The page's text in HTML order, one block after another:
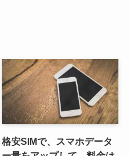
格安SIMで、スマホデータ